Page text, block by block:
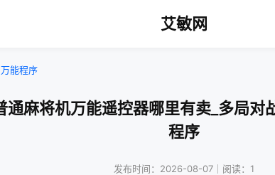
艾敏网
万能程序
通麻将机万能遥控器哪里有卖_多局对
程序
发布时间：2026-08-07｜阅读：1